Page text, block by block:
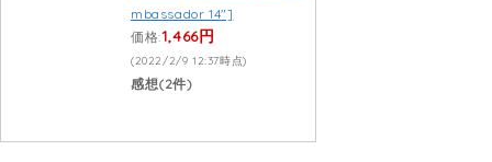
mbassador 14″]
価格:1,466円
(2022/2/9 12:37時点)
感想(2件)